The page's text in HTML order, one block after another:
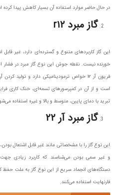
در حال حاضر موارد استفاده آن بسیار کاهش پیدا
گاز مبرد r۱۲
این گاز کاربردهای متنوع و گسترده‌ای دارد، غیر
فریون آر ۱۲ خواص ترمودینامیکی دارد و تولید
است و از آن در کمپرسورهای تسمه‌ای، خنک کاری
تبرید با دمای پایین، متوسط و بالا و غیره استفاده
گاز مبرد آر ۲۲
این نوع گاز را با مشخصاتی مانند غیر قابل اشتعال
و غیر سمی بودن می‌شناسند که کاربرد زیادی
فارنهایت استفاده می‌کنند.